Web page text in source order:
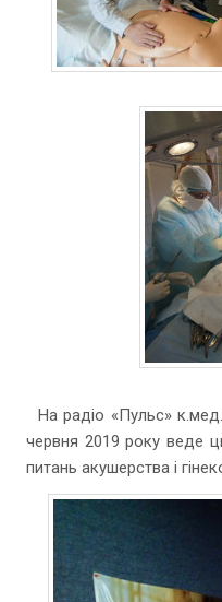
На радіо «Пульс»
червня 2019 року веде
питань акушерства і